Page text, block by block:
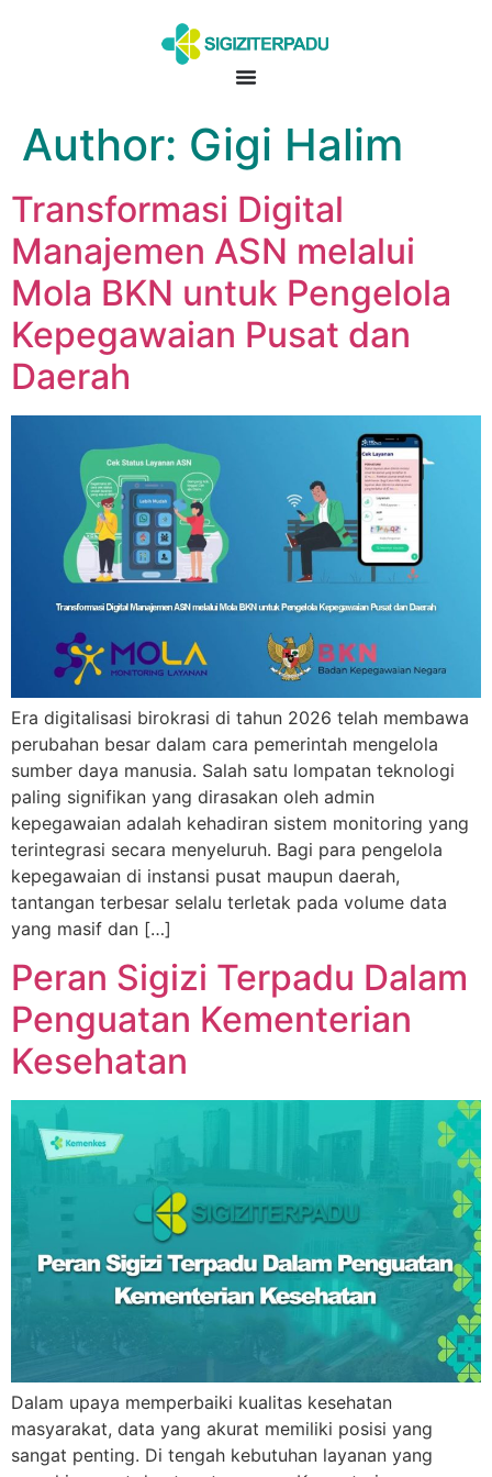
Author: Gigi Halim
Transformasi Digital
Manajemen ASN melalui
Mola BKN untuk Pengelola
Kepegawaian Pusat dan
Daerah
Era digitalisasi birokrasi di tahun 2026 telah membawa
perubahan besar dalam cara pemerintah mengelola
sumber daya manusia. Salah satu lompatan teknologi
paling signifikan yang dirasakan oleh admin
kepegawaian adalah kehadiran sistem monitoring yang
terintegrasi secara menyeluruh. Bagi para pengelola
kepegawaian di instansi pusat maupun daerah,
tantangan terbesar selalu terletak pada volume data
yang masif dan […]
Peran Sigizi Terpadu Dalam
Penguatan Kementerian
Kesehatan
Dalam upaya memperbaiki kualitas kesehatan
masyarakat, data yang akurat memiliki posisi yang
sangat penting. Di tengah kebutuhan layanan yang